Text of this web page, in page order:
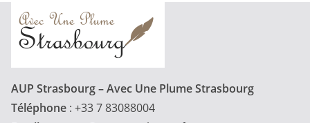
AUP Strasbourg – Avec Une Plume Strasbourg
Téléphone : +33 7 83088004